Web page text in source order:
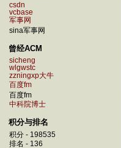
csdn
vcbase
军事网
sina军事网
曾经ACM
sicheng
wlgwstc
zzningxp大牛
百度fm
百度fm
中科院博士
积分与排名
积分 - 198535
排名 - 136